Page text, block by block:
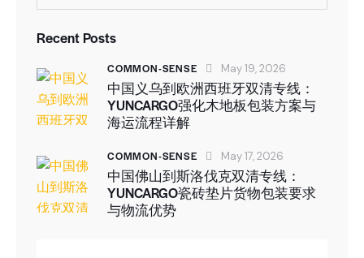
Recent Posts
COMMON-SENSE May 19, 2026
中国义乌到欧洲西班牙双清专线：
YUNCARGO强化木地板包装方案与
海运流程详解
COMMON-SENSE May 17, 2026
中国佛山到斯洛伐克双清专线：
YUNCARGO瓷砖垫片货物包装要求
与物流优势